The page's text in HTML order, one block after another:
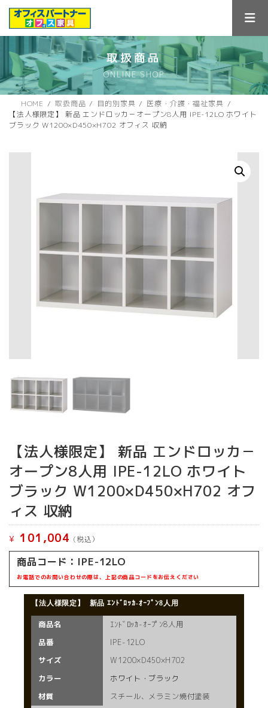
ス
キ
ン
に
取扱商品
ONLINE SHOP
HOME 取扱商品 目的別家具
医療・介護・福祉家具
【法人様限定】 新品 エンドロッカ－オープン8人用 IPE-12LO ホワイト
ブラック W1200×D450×H702 オフィス 収納
【法人様限定】 新品 エンドロッカ－
オープン8人用 IPE-12LO ホワイト
ブラック W1200×D450×H702 オフ
ィス 収納
¥ 101,004 (税込）
商品コード： IPE-12LO
お電話でのお問い合わせの際は、上記の商品コードをお伝えください
【法人様限定】 新品ｴﾝﾄﾞﾛｯｶ-ｵｰﾌﾟﾝ8人用
商品名
ｴﾝﾄﾞﾛｯｶ-ｵｰﾌﾟﾝ8人用
品番
IPE-12LO
サイズ
W1200×D450×H702
カラー
ホワイト・ブラック
材質
スチール、メラミン焼付塗装